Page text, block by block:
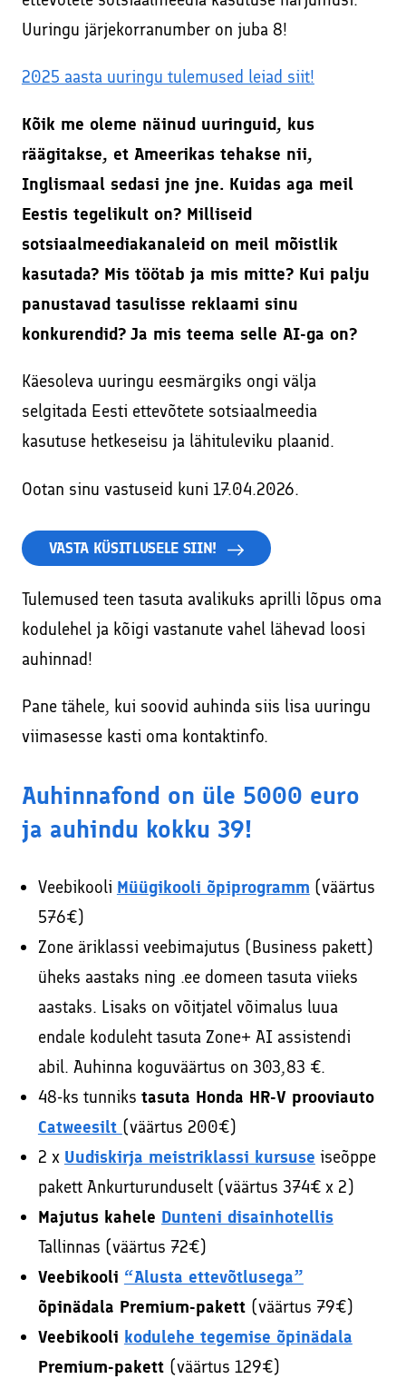
Kodulehe tekstide kirjutamine
Interneti turvalisuse ja veibi loengud koolides
Lisateenused läbi koostööpartnerite
Veebikoolitus – sissejuhatus meiliturundusse
Veebikoolitus – SEO, sisuturundus ja -loome
Õppekorralduse alused
Koolitaja Brit Mesipuu
Koolitaja Maido Mesipuu
Interneti turvalisuse ja veibi loengud koolides
Uuringu järjekorranumber on juba 8!
2025 aasta uuringu tulemused leiad siit!
Kõik me oleme näinud uuringuid, kus
räägitakse, et Ameerikas tehakse nii,
Inglismaal sedasi jne jne. Kuidas aga meil
Eestis tegelikult on? Milliseid
sotsiaalmeediakanaleid on meil mõistlik
kasutada? Mis töötab ja mis mitte? Kui palju
panustavad tasulisse reklaami sinu
konkurendid? Ja mis teema selle AI-ga on?
Käesoleva uuringu eesmärgiks ongi välja
selgitada Eesti ettevõtete sotsiaalmeedia
kasutuse hetkeseisu ja lähituleviku plaanid.
Ootan sinu vastuseid kuni 17.04.2026.
VASTA KÜSITLUSELE SIIN!
Tulemused teen tasuta avalikuks aprilli lõpus oma
kodulehel ja kõigi vastanute vahel lähevad loosi
auhinnad!
Pane tähele, kui soovid auhinda siis lisa uuringu
viimasesse kasti oma kontaktinfo.
Auhinnafond on üle 5000 euro
ja auhindu kokku 39!
Veebikooli Müügikooli õpiprogramm (väärtus
576€)
Zone äriklassi veebimajutus (Business pakett)
üheks aastaks ning .ee domeen tasuta viieks
aastaks. Lisaks on võitjatel võimalus luua
endale koduleht tasuta Zone+ AI assistendi
abil. Auhinna koguväärtus on 303,83 €.
48-ks tunniks tasuta Honda HR-V prooviauto
Catweesilt (väärtus 200€)
2 x Uudiskirja meistriklassi kursuse iseõppe
pakett Ankurturunduselt (väärtus 374€ x 2)
Majutus kahele Dunteni disainhotellis
Tallinnas (väärtus 72€)
Veebikooli “Alusta ettevõtlusega”
õpinädala Premium-pakett (väärtus 79€)
Veebikooli kodulehe tegemise õpinädala
Premium-pakett (väärtus 129€)